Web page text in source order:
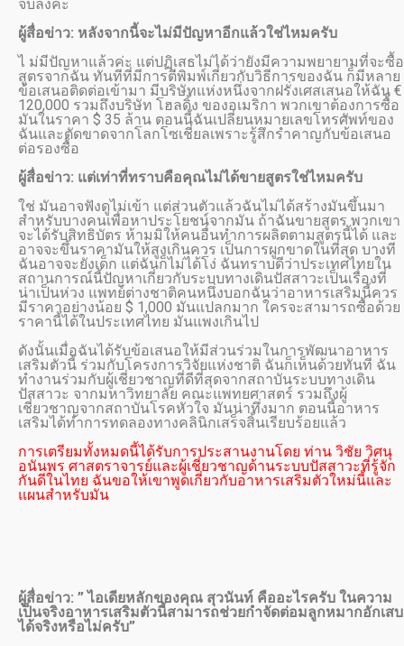
จบลงค่ะ
ผู้สื่อข่าว: หลังจากนี้จะไม่มีปัญหาอีกแล้วใช่ไหมครับ
ไ ม่มีปัญหาแล้วค่ะ แต่ปฏิเสธไม่ได้ว่ายังมีความพยายามที่จะซื้อ
สูตรจากฉัน ทันทีที่มีการตีพิมพ์เกี่ยวกับวิธีการของฉัน ก็มีหลาย
ข้อเสนอติดต่อเข้ามา มีบริษัทแห่งหนึ่งจากฝรั่งเศสเสนอให้ฉัน €
120,000 รวมถึงบริษัท โฮลดิ้ง ของอเมริกา พวกเขาต้องการซื้อ
มันในราคา $ 35 ล้าน ตอนนี้ฉันเปลี่ยนหมายเลขโทรศัพท์ของ
ฉันและตัดขาดจากโลกโซเชี่ยลเพราะรู้สึกรำคาญกับข้อเสนอ
ต่อรองซื้อ
ผู้สื่อข่าว: แต่เท่าที่ทราบคือคุณไม่ได้ขายสูตรใช่ไหมครับ
ใช่ มันอาจฟังดูไม่เข้า แต่ส่วนตัวแล้วฉันไม่ได้สร้างมันขึ้นมา
สำหรับบางคนเพื่อหาประโยชน์จากมัน ถ้าฉันขายสูตร พวกเขา
จะได้รับสิทธิบัตร ห้ามมิให้คนอื่นทำการผลิตตามสูตรนี้ได้ และ
อาจจะขึ้นราคามันให้สูงเกินควร เป็นการผูกขาดในที่สุด บางที
ฉันอาจจะยังเด็ก แต่ฉันก็ไม่ได้โง่ ฉันทราบดีว่าประเทศไทยใน
สถานการณ์นี้ปัญหาเกี่ยวกับระบบทางเดินปัสสาวะเป็นเรื่องที่
น่าเป็นห่วง แพทย์ต่างชาติคนหนึ่งบอกฉันว่าอาหารเสริมนี้ควร
มีราคาอย่างน้อย $ 1,000 มันแปลกมาก ใครจะสามารถซื้อด้วย
ราคานี้ได้ในประเทศไทย มันแพงเกินไป
ดังนั้นเมื่อฉันได้รับข้อเสนอให้มีส่วนร่วมในการพัฒนาอาหาร
เสริมตัวนี้ ร่วมกับโครงการวิจัยแห่งชาติ ฉันก็เห็นด้วยทันที ฉัน
ทำงานร่วมกับผู้เชี่ยวชาญที่ดีที่สุดจากสถาบันระบบทางเดิน
ปัสสาวะ จากมหาวิทยาลัย คณะแพทยศาสตร์ รวมถึงผู้
เชี่ยวชาญจากสถาบันโรคหัวใจ มันน่าทึ่งมาก ตอนนี้อาหาร
เสริมได้ทำการทดลองทางคลินิกเสร็จสิ้นเรียบร้อยแล้ว
การเตรียมทั้งหมดนี้ได้รับการประสานงานโดย ท่าน วิชัย วิศนุ
อนันพร ศาสตราจารย์และผู้เชี่ยวชาญด้านระบบปัสสาวะที่รู้จัก
กันดีในไทย ฉันขอให้เขาพูดเกี่ยวกับอาหารเสริมตัวใหม่นี้และ
แผนสำหรับมัน
ผู้สื่อข่าว: ” ไอเดียหลักของคุณ สุวนันท์ คืออะไรครับ ในความ
เป็นจริงอาหารเสริมตัวนี้สามารถช่วยกำจัดต่อมลูกหมากอักเสบ
ได้จริงหรือไม่ครับ”